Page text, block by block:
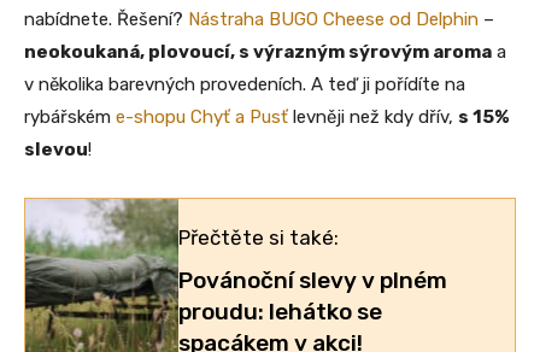
nabídnete. Řešení? Nástraha BUGO Cheese od Delphin –
neokoukaná, plovoucí, s výrazným sýrovým aroma a
v několika barevných provedeních. A teď ji pořídíte na
rybářském e-shopu Chyť a Pusť levněji než kdy dřív, s 15%
slevou!
Přečtěte si také:
Povánoční slevy v plném
proudu: lehátko se
spacákem v akci!